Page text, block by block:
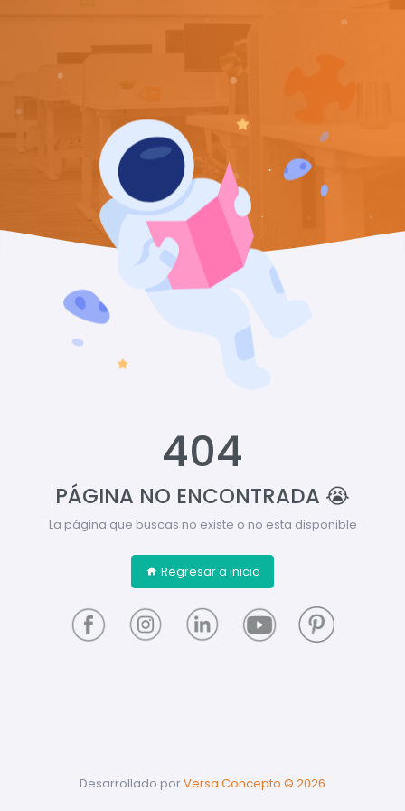
404
PÁGINA NO ENCONTRADA 😭
La página que buscas no existe o no esta disponible
Regresar a inicio
Desarrollado porVersa Concepto © 2026